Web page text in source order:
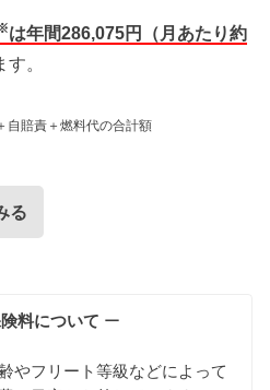
は年間286,075円（月あたり約
。
自賠責＋燃料代の合計額
る
の算出根拠
料について ー
やフリート等級などによって